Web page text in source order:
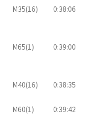
M35(16) 0:38:06
M65(1) 0:39:00
M40(16) 0:38:35
M60(1) 0:39:42